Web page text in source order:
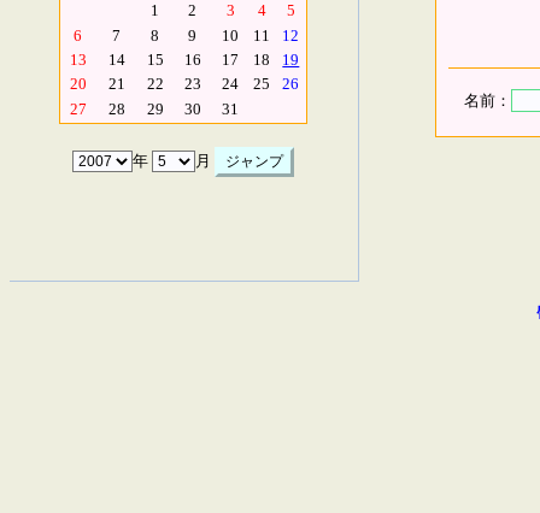
1
2 3 4
5
6
7 8 9 10 11
12
13
14 15 16 17 18
19
20
21 22 23 24 25
26
27
28 29 30 31
年 月
名前：